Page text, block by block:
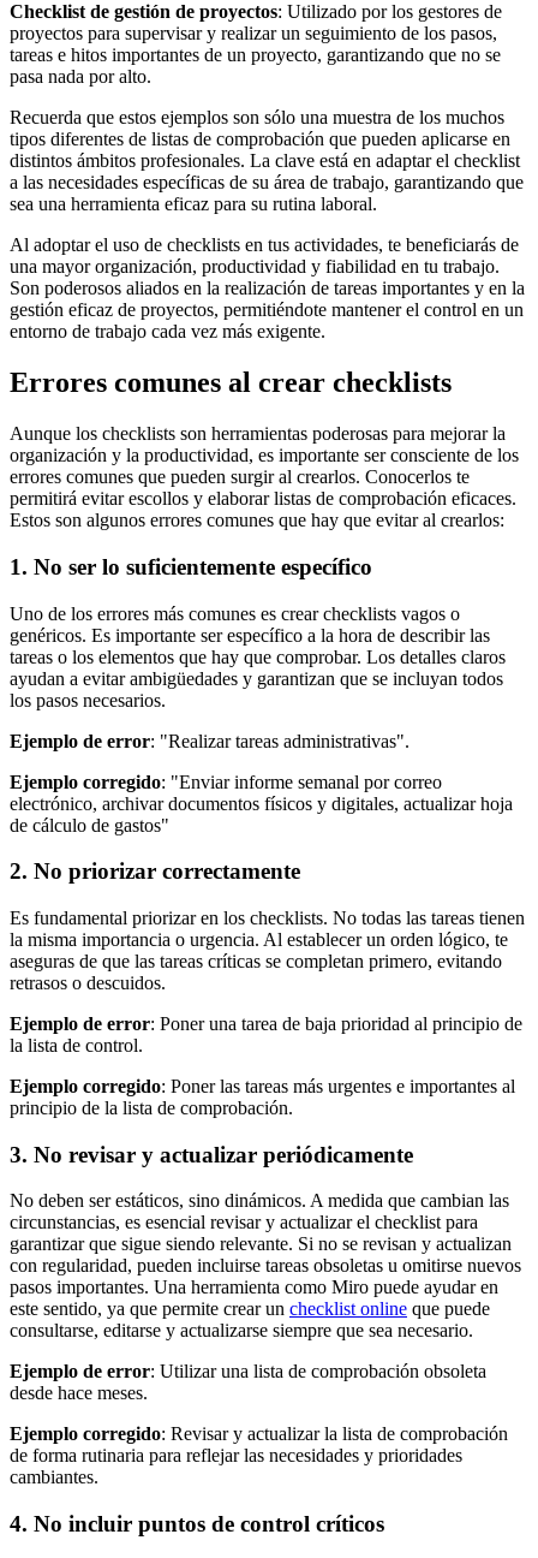
Checklist de gestión de proyectos: Utilizado por los gestores de
proyectos para supervisar y realizar un seguimiento de los pasos,
tareas e hitos importantes de un proyecto, garantizando que no se
pasa nada por alto.
Recuerda que estos ejemplos son sólo una muestra de los muchos
tipos diferentes de listas de comprobación que pueden aplicarse en
distintos ámbitos profesionales. La clave está en adaptar el checklist
a las necesidades específicas de su área de trabajo, garantizando que
sea una herramienta eficaz para su rutina laboral.
Al adoptar el uso de checklists en tus actividades, te beneficiarás de
una mayor organización, productividad y fiabilidad en tu trabajo.
Son poderosos aliados en la realización de tareas importantes y en la
gestión eficaz de proyectos, permitiéndote mantener el control en un
entorno de trabajo cada vez más exigente.
Errores comunes al crear checklists
Aunque los checklists son herramientas poderosas para mejorar la
organización y la productividad, es importante ser consciente de los
errores comunes que pueden surgir al crearlos. Conocerlos te
permitirá evitar escollos y elaborar listas de comprobación eficaces.
Estos son algunos errores comunes que hay que evitar al crearlos:
1. No ser lo suficientemente específico
Uno de los errores más comunes es crear checklists vagos o
genéricos. Es importante ser específico a la hora de describir las
tareas o los elementos que hay que comprobar. Los detalles claros
ayudan a evitar ambigüedades y garantizan que se incluyan todos
los pasos necesarios.
Ejemplo de error: "Realizar tareas administrativas".
Ejemplo corregido: "Enviar informe semanal por correo
electrónico, archivar documentos físicos y digitales, actualizar hoja
de cálculo de gastos"
2. No priorizar correctamente
Es fundamental priorizar en los checklists. No todas las tareas tienen
la misma importancia o urgencia. Al establecer un orden lógico, te
aseguras de que las tareas críticas se completan primero, evitando
retrasos o descuidos.
Ejemplo de error: Poner una tarea de baja prioridad al principio de
la lista de control.
Ejemplo corregido: Poner las tareas más urgentes e importantes al
principio de la lista de comprobación.
3. No revisar y actualizar periódicamente
No deben ser estáticos, sino dinámicos. A medida que cambian las
circunstancias, es esencial revisar y actualizar el checklist para
garantizar que sigue siendo relevante. Si no se revisan y actualizan
con regularidad, pueden incluirse tareas obsoletas u omitirse nuevos
pasos importantes. Una herramienta como Miro puede ayudar en
este sentido, ya que permite crear un checklist online que puede
consultarse, editarse y actualizarse siempre que sea necesario.
Ejemplo de error: Utilizar una lista de comprobación obsoleta
desde hace meses.
Ejemplo corregido: Revisar y actualizar la lista de comprobación
de forma rutinaria para reflejar las necesidades y prioridades
cambiantes.
4. No incluir puntos de control críticos